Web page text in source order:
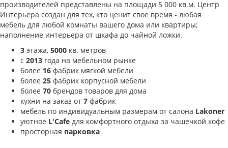
производителей представлены на площади 5 000 кв.м. Центр
Интерьера создан для тех, кто ценит свое время - любая
мебель для любой комнаты вашего дома или квартиры;
наполнение интерьера от шкафа до чайной ложки.
3 этажа, 5000 кв. метров
с 2013 года на мебельном рынке
более 16 фабрик мягкой мебели
более 25 фабрик корпусной мебели
более 70 брендов товаров для дома
кухни на заказ от 7 фабрик
мебель по индивидуальным размерам от салона Lakoner
уютное L'Cafe для комфортного отдыха за чашечкой кофе
просторная парковка